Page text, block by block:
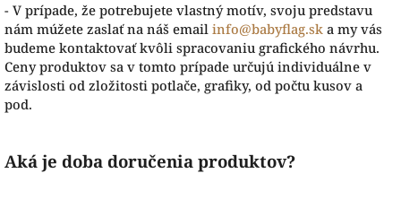
- V prípade, že potrebujete vlastný motív, svoju predstavu
nám múžete zaslať na náš email info@babyflag.sk a my vás
budeme kontaktovať kvôli spracovaniu grafického návrhu.
Ceny produktov sa v tomto prípade určujú individuálne v
závislosti od zložitosti potlače, grafiky, od počtu kusov a
pod.
Aká je doba doručenia produktov?